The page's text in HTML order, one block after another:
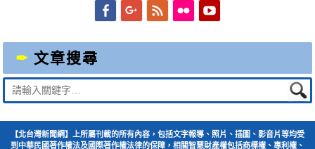
FacebookGoogleplus
Feed Flickr
文章搜尋
Suche
nach:
【北台灣新聞網】上所屬刊載的所有內容，包括文字報導、照片、插圖、影音片等均受
到中華民國著作權法及國際著作權法律的保障，相關智慧財產權包括商標權、專利權、